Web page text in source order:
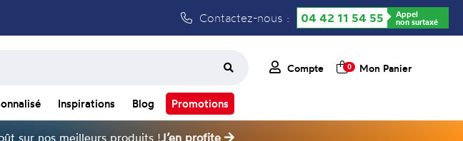
Contactez-nous : 04 42 11 54 55 Appel
non surtaxé
Compte 0 Mon Panier
Inspirations Blog Promotions
sur nos meilleurs produits !J’en profite